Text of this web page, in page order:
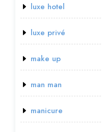
luxe hotel
luxe privé
make up
man man
manicure